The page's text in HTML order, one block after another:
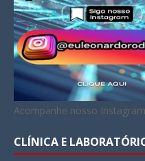
Acompanhe nosso Instagram
CLÍNICA E